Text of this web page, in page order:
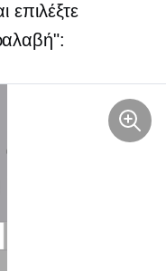
επιλέξτε